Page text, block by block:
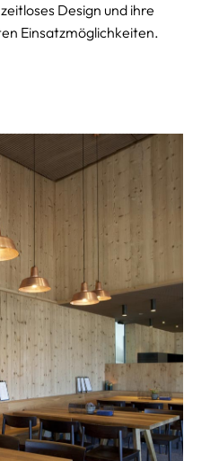
Design und ihre
Einsatzmöglichkeiten.